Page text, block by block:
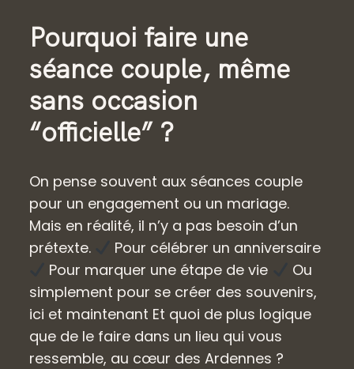
Pourquoi faire une
séance couple, même
sans occasion
“officielle” ?
On pense souvent aux séances couple
pour un engagement ou un mariage.
Mais en réalité, il n’y a pas besoin d’un
prétexte.
Pour célébrer un anniversaire
Pour marquer une étape de vie
Ou
simplement pour se créer des souvenirs,
ici et maintenant Et quoi de plus logique
que de le faire dans un lieu qui vous
ressemble, au cœur des Ardennes ?